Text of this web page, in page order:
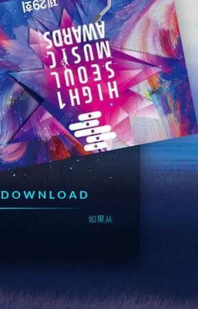
DOWNLOAD
如果从QQ或者微信上直接访问